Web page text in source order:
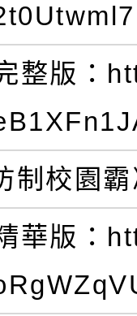
整版：
制校園
華版：